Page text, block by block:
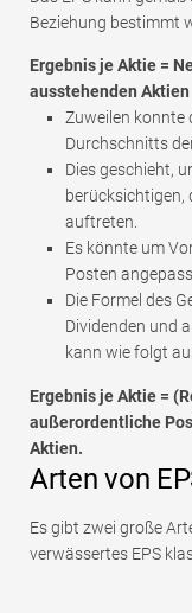
Beziehung bestimmt
Ergebnis je Aktie =
ausstehenden Aktien
Zuweilen konnte
Durchschnitts
Dies geschieht,
berücksichtigen,
auftreten.
Es könnte um
Posten
Die Formel des
Dividenden und
kann wie folgt
Ergebnis je Aktie =
außerordentliche
Aktien.
Arten von
Es gibt zwei große
verwässertes EPS